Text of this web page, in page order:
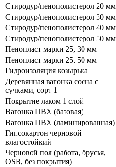
Стиродур/пенополистерол 20 мм
Стиродур/пенополистерол 30 мм
Стиродур/пенополистерол 40 мм
Стиродур/пенополистерол 50 мм
Пенопласт марки 25, 30 мм
Пенопласт марки 25, 50 мм
Гидроизоляция козырька
Деревянная вагонка сосна с
сучками, сорт 1
Покрытие лаком 1 слой
Вагонка ПВХ (базовая)
Вагонка ПВХ (ламинированная)
Гипсокартон черновой
влагостойкий
Черновой пол (работа, брусья,
OSB, без покрытия)